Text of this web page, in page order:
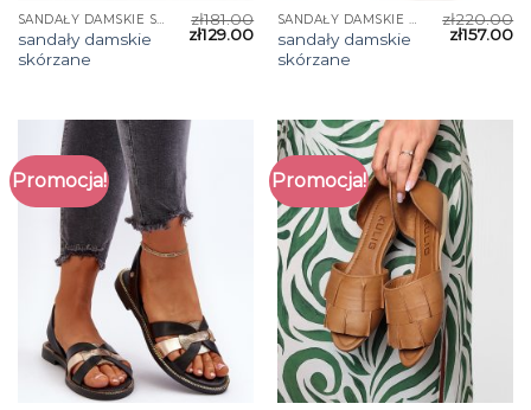
SANDAŁY DAMSKIE SKÓRZANE
sandały damskie
skórzane
zł181.00
zł129.00
SANDAŁY DAMSKIE SKÓRZANE
sandały damskie
skórzane
zł220.00
zł157.00
Promocja! Promocja!